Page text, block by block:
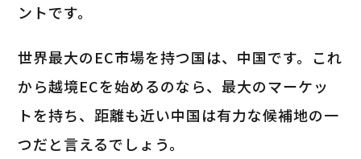
ントです。
世界最大のEC市場を持つ国は、中国です。これ
から越境ECを始めるのなら、最大のマーケッ
トを持ち、距離も近い中国は有力な候補地の一
つだと言えるでしょう。